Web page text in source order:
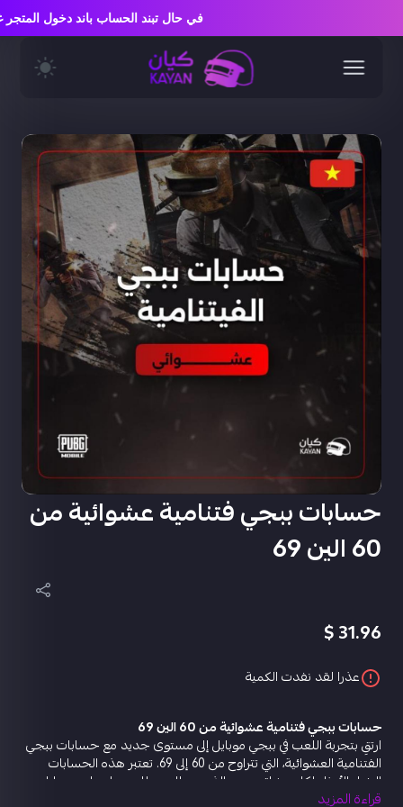
حسابات ببجي فتنامية عشوائية من
60 الين 69
31.96 $
عذرا لقد نفدت الكمية
حسابات ببجي فتنامية عشوائية من 60 الين 69
ارتقِ بتجربة اللعب في ببجي موبايل إلى مستوى جديد مع حسابات ببجي
الفتنامية العشوائية، التي تتراوح من 60 إلى 69. تعتبر هذه الحسابات
الخيار الأمثل لكل عشاق ببجي الذين يتطلعون للحصول على حسابات
مميزة مليئة بالتحديات والمفاجآت. حصل على حساب عشوائي
قراءة المزيد
في حال تبند الحساب باند دخول